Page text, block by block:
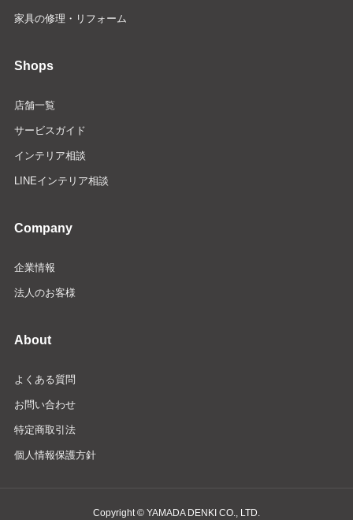
家具の修理・リフォーム
Shops
店舗一覧
サービスガイド
インテリア相談
LINEインテリア相談
Company
企業情報
法人のお客様
About
よくある質問
お問い合わせ
特定商取引法
個人情報保護方針
Copyright © YAMADA DENKI CO., LTD.